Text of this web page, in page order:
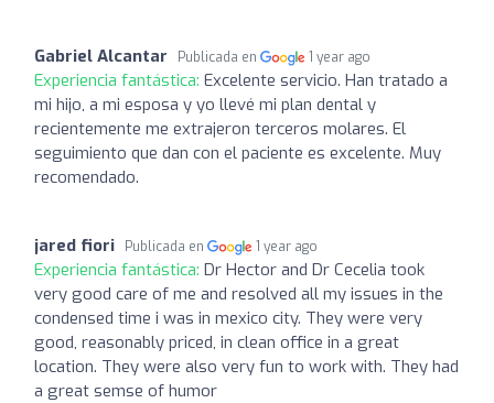
Gabriel Alcantar Publicada en 1 year ago
Experiencia fantástica: Excelente servicio. Han tratado a
mi hijo, a mi esposa y yo llevé mi plan dental y
recientemente me extrajeron terceros molares. El
seguimiento que dan con el paciente es excelente. Muy
recomendado.
jared fiori Publicada en 1 year ago
Experiencia fantástica: Dr Hector and Dr Cecelia took
very good care of me and resolved all my issues in the
condensed time i was in mexico city. They were very
good, reasonably priced, in clean office in a great
location. They were also very fun to work with. They had
a great semse of humor